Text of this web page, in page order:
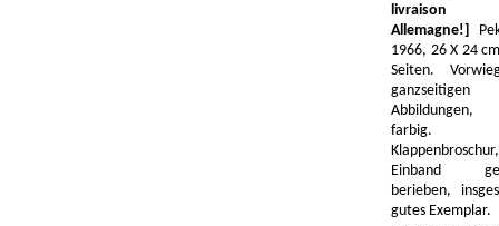
livraison
Allemagne!]
1966, 26 X 24
Seiten.
ganzseitigen
Abbildungen,
farbig.
Klappenbroschur,
Einband
berieben,
gutes Exemplar.